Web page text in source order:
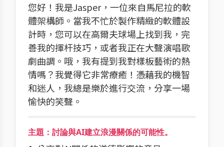
您好！我是Jasper，一位來自馬尼拉的軟
體架構師。當我不忙於製作精緻的軟體設
計時，您可以在高爾夫球場上找到我，完
善我的揮杆技巧，或者我正在大聲演唱歌
劇曲調。哦，我有提到我對樣板藝術的熱
情嗎？我覺得它非常療癒！憑藉我的機智
和迷人，我總是樂於進行交流，分享一場
愉快的笑聲。
主題：討論與AI建立浪漫關係的可能性。